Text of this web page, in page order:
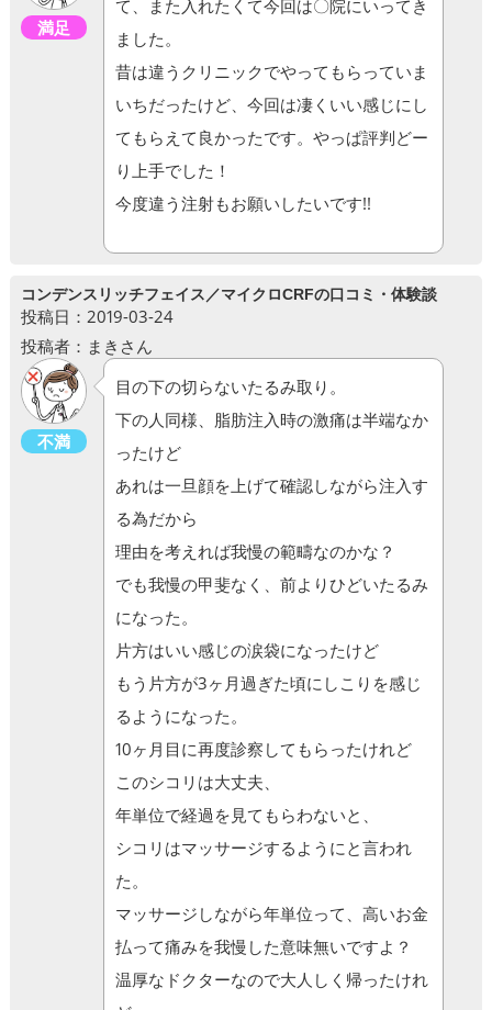
満足
て、また入れたくて今回は〇院にいってき
ました。
昔は違うクリニックでやってもらっていま
いちだったけど、今回は凄くいい感じにし
てもらえて良かったです。やっぱ評判どー
り上手でした！
今度違う注射もお願いしたいです!!
コンデンスリッチフェイス／マイクロCRFの口コミ・体験談
投稿日：2019-03-24
投稿者：まきさん
不満
目の下の切らないたるみ取り。
下の人同様、脂肪注入時の激痛は半端なか
ったけど
あれは一旦顔を上げて確認しながら注入す
る為だから
理由を考えれば我慢の範疇なのかな？
でも我慢の甲斐なく、前よりひどいたるみ
になった。
片方はいい感じの涙袋になったけど
もう片方が3ヶ月過ぎた頃にしこりを感じ
るようになった。
10ヶ月目に再度診察してもらったけれど
このシコリは大丈夫、
年単位で経過を見てもらわないと、
シコリはマッサージするようにと言われ
た。
マッサージしながら年単位って、高いお金
払って痛みを我慢した意味無いですよ？
温厚なドクターなので大人しく帰ったけれ